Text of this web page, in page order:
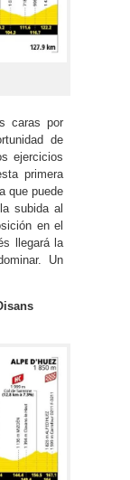
caras por
de
ejercicios
primera
que puede
subida al
en el
llegará la
Un